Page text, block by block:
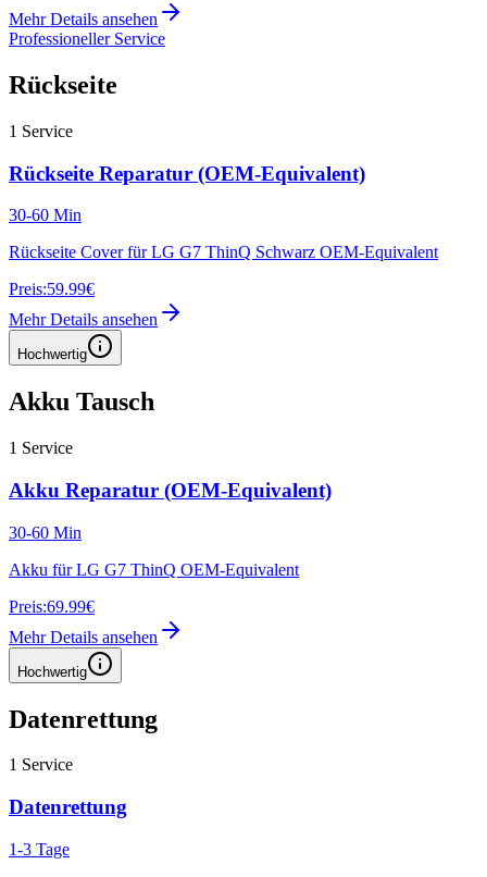
Mehr Details ansehen
Professioneller Service
Rückseite
1 Service
Rückseite Reparatur (OEM-Equivalent)
30-60 Min
Rückseite Cover für LG G7 ThinQ Schwarz OEM-Equivalent
Preis:59.99€
Mehr Details ansehen
Hochwertig
Akku Tausch
1 Service
Akku Reparatur (OEM-Equivalent)
30-60 Min
Akku für LG G7 ThinQ OEM-Equivalent
Preis:69.99€
Mehr Details ansehen
Hochwertig
Datenrettung
1 Service
Datenrettung
1-3 Tage